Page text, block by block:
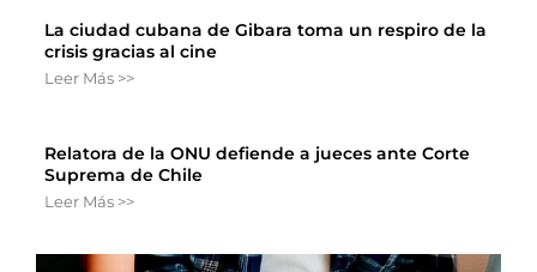
La ciudad cubana de Gibara toma un respiro de la
crisis gracias al cine
Leer Más >>
Relatora de la ONU defiende a jueces ante Corte
Suprema de Chile
Leer Más >>